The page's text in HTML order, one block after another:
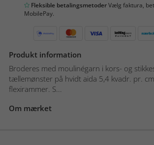
Fleksible betalingsmetoderVælg faktura,
MobilePay.
Produkt information
Broderes med moulinégarn i kors- og
tællemønster på hvidt aida 5,4 kvadr. pr.
flexirammer. S...
Om mærket